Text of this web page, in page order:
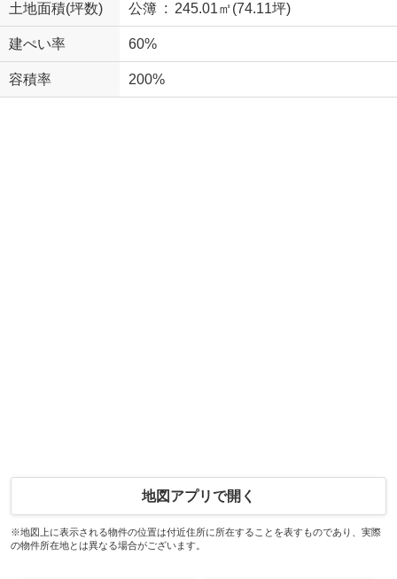
土地面積(坪数) 公簿 : 245.01㎡(74.11坪)
建ぺい率 60%
容積率 200%
地図アプリで開く
※地図上に表示される物件の位置は付近住所に所在することを表すものであり、実際
の物件所在地とは異なる場合がございます。